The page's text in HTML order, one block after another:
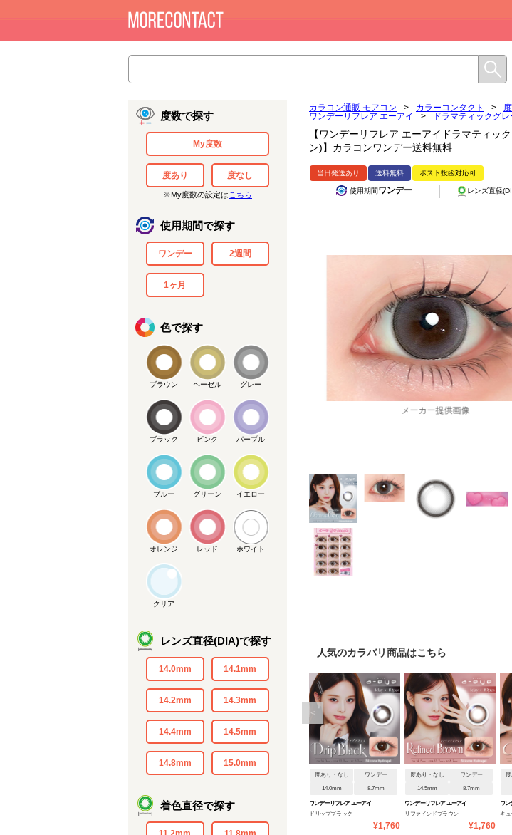
度数で探す
My度数
度あり 度なし
※My度数の設定は こちら
使用期間で探す
ワンデー 2週間
1ヶ月
色で探す
ブラウン ヘーゼル グレー
ブラック ピンク パープル
ブルー グリーン イエロー
オレンジ レッド ホワイト
クリア
レンズ直径(DIA)で探す
14.0mm 14.1mm
14.2mm 14.3mm
14.4mm 14.5mm
14.8mm 15.0mm
着色直径で探す
カラコン通販 モアコン > カラーコンタクト >
ワンデーリフレア エーアイ
> ドラマティックグレ
【ワンデーリフレア エーアイドラマティッ
ン)】カラコンワンデー送料無料
当日発送あり 送料無料 ポスト投函対応可
使用期間ワンデー レンズ直径
メーカー提供画像
人気のカラバリ商品はこちら
度あり・なし ワンデー
14.0mm 8.7mm
ワンデーリフレア エーアイ
ドリップブラック
¥1,760
度あり・なし ワンデー
14.5mm 8.7mm
ワンデーリフレア エーアイ
リファインドブラウン
¥1,760
ワン
キュ
<